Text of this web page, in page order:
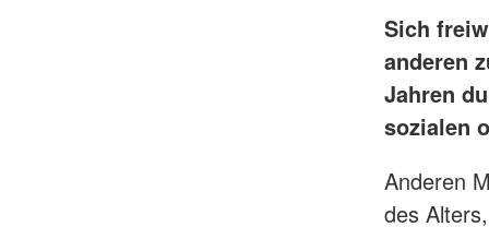
Sich
anderen
Jahren
sozialen
Anderen
des